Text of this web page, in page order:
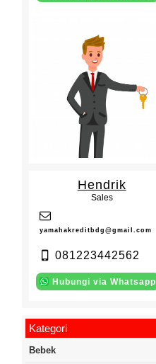
Hendrik
Sales
yamahakreditbdg@gmail.com
081223442562
Hubungi via Whatsapp
Kategori
Bebek